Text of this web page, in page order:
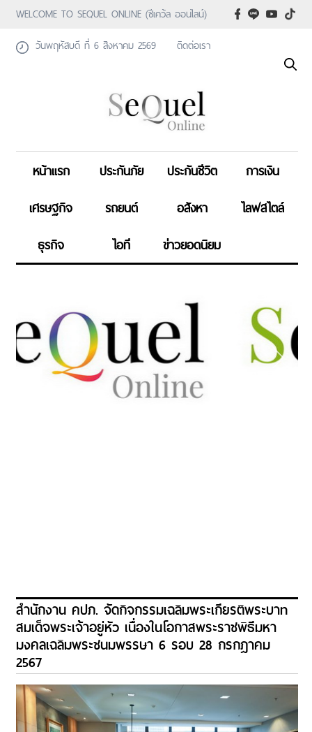
WELCOME TO SEQUEL ONLINE (ซีเคว้ล ออนไลน์)
วันพฤหัสบดี ที่ 6 สิงหาคม 2569
ติดต่อเรา
หน้าแรก ประกันภัย ประกันชีวิต
การเงิน
เศรษฐกิจ
รถยนต์ อสังหา
ไลฟสไตล์
ธุรกิจ
ไอที ข่าวยอดนิยม
สำนักงาน คปภ. จัดกิจกรรมเฉลิมพระเกียรติพระบาท
สมเด็จพระเจ้าอยู่หัว เนื่องในโอกาสพระราชพิธีมหา
มงคลเฉลิมพระชนมพรรษา 6 รอบ 28 กรกฎาคม
2567